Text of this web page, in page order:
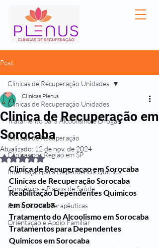
Post
Clinicas de Recuperação Unidades
Tratamento para Alcoolismo e Drogas
Clínicas de Recuperação
Clínicas por Região em SP
Internação para Dependência Química
Convênios e Planos de Saúde
Comunidades Terapêuticas
Orientação e Apoio Familiar
Clinicas de Recuperação Unidades
Clinica de Recuperação em
Sorocaba
Clínicas Plenus
Atualizado: 12 de nov. de 2024
Avaliado com NaN de 5 estrelas.
Clinica de Recuperacao em Sorocaba
Clinicas de Recuperação Sorocaba
Reabilitação Dependentes Quimicos
em Sorocaba
Tratamento do Alcoolismo em Sorocaba
Tratamentos para Dependentes
Quimicos em Sorocaba